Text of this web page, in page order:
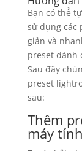
Bạn có thể
sử dụng các
giản và
preset dành
Sau đây
preset
sau:
Thêm
máy tính